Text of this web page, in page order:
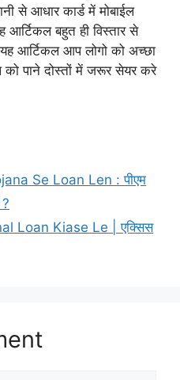
से आधार कार्ड में मोबाईल
बहुत ही विस्तार से
आर्टिकल आप लोगो को अच्छा
पाने दोस्तों में जरूर सेयर करे
Se Loan Len : पीएम
Loan Kiase Le | एक्सिस